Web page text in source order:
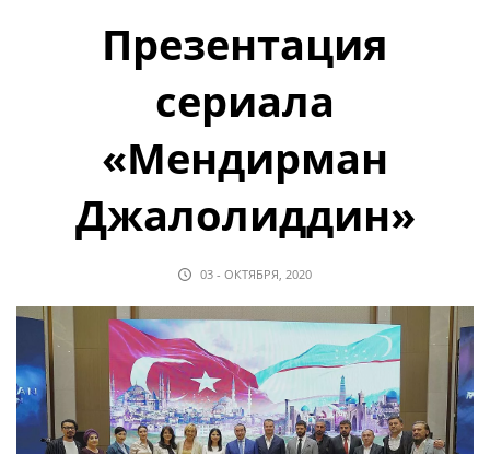
Презентация
сериала
«Мендирман
Джалолиддин»
03 - ОКТЯБРЯ, 2020